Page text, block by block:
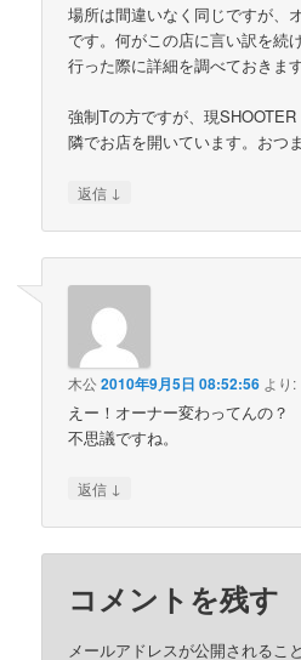
場所は間違いなく同じですが、
です。何がこの店に言い訳を続
行った際に詳細を調べておきます
強制Tの方ですが、現
隣でお店を開いています。おつ
返信 ↓
木公2010年9月5日 08:52:56 より:
えー！オーナー変わってんの？
不思議ですね。
返信 ↓
コメントを残す
メールアドレスが公開されるこ